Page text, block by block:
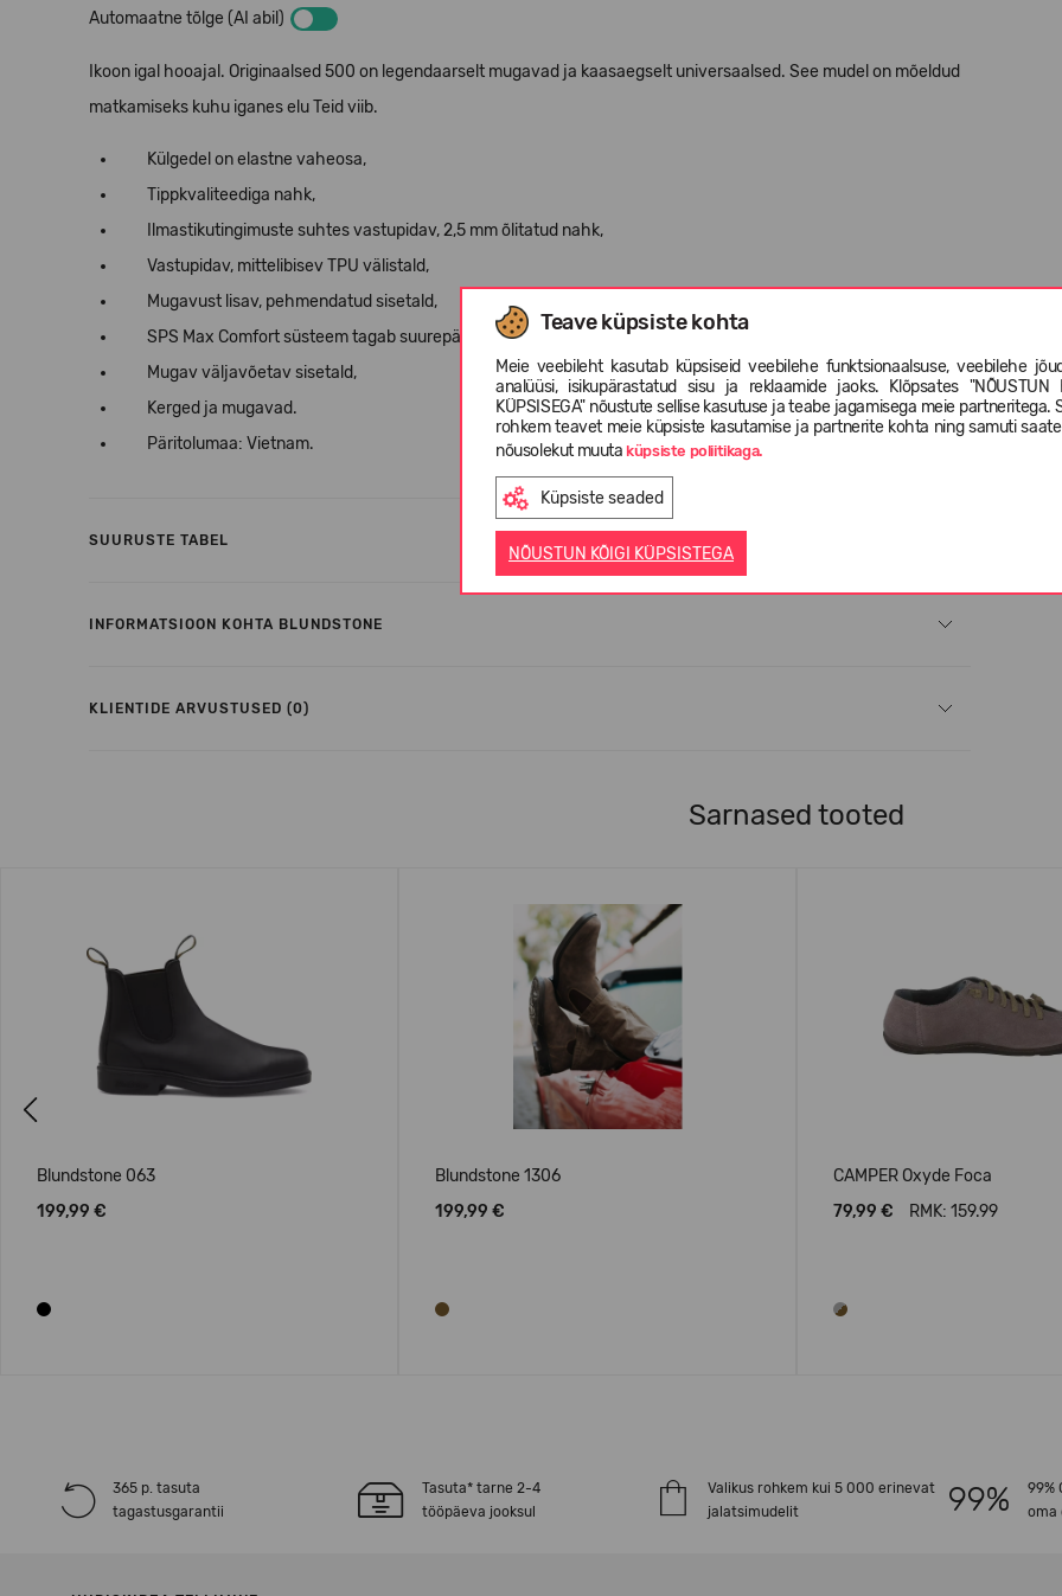
Teave küpsiste kohta
Meie veebileht kasutab küpsiseid veebilehe funktsionaalsuse, veebilehe
analüüsi, isikupärastatud sisu ja reklaamide jaoks. Klõpsates "NÕUSTUN
KÜPSISEGA" nõustute sellise kasutuse ja teabe jagamisega meie partneritega.
rohkem teavet meie küpsiste kasutamise ja partnerite kohta ning samuti
nõusolekut muutaküpsiste poliitikaga.
Küpsiste seaded
NÕUSTUN KÕIGI KÜPSISTEGA
Automaatne tõlge (AI abil)
Ikoon igal hooajal. Originaalsed 500 on legendaarselt mugavad ja kaasaegselt universaalsed. See mudel on mõeldud
matkamiseks kuhu iganes elu Teid viib.
Külgedel on elastne vaheosa,
Tippkvaliteediga nahk,
Ilmastikutingimuste suhtes vastupidav, 2,5 mm õlitatud nahk,
Vastupidav, mittelibisev TPU välistald,
Mugavust lisav, pehmendatud sisetald,
SPS Max Comfort süsteem tagab suurepärase löökide absorbeerimise,
Mugav väljavõetav sisetald,
Kerged ja mugavad.
Päritolumaa: Vietnam.
SUURUSTE TABEL
INFORMATSIOON KOHTA BLUNDSTONE
KLIENTIDE ARVUSTUSED (0)
Sarnased tooted
Blundstone 063
199,99 €
Blundstone 1306
199,99 €
CAMPER Oxyde Foca
79,99 €
RMK: 159.99
365 p. tasuta
tagastusgarantii
Tasuta* tarne 2-4
tööpäeva jooksul
Valikus rohkem kui 5 000 erinevat
jalatsimudelit
99%
oma